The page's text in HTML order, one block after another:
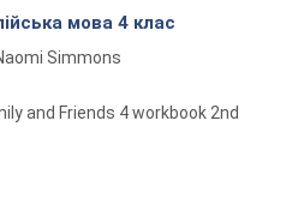
мова 4 клас
Simmons
and Friends 4 workbook 2nd